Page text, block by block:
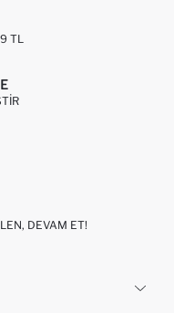
TL
DEVAM ET!